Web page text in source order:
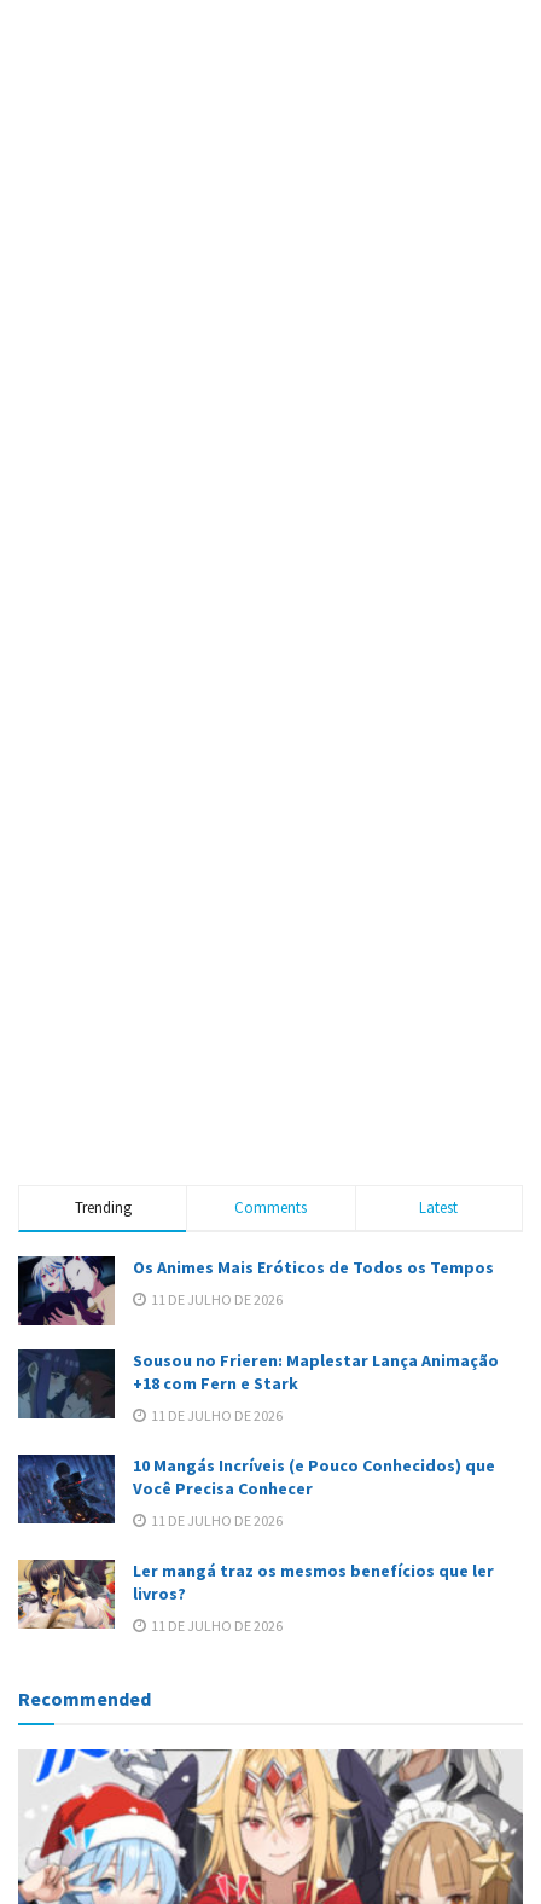
Trending Comments Latest
Os Animes Mais Eróticos de Todos os Tempos
11 DE JULHO DE 2026
Sousou no Frieren: Maplestar Lança Animação
+18 com Fern e Stark
11 DE JULHO DE 2026
10 Mangás Incríveis (e Pouco Conhecidos) que
Você Precisa Conhecer
11 DE JULHO DE 2026
Ler mangá traz os mesmos benefícios que ler
livros?
11 DE JULHO DE 2026
Recommended